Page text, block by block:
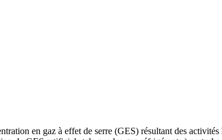
en gaz à effet de serre (GES) résultant des